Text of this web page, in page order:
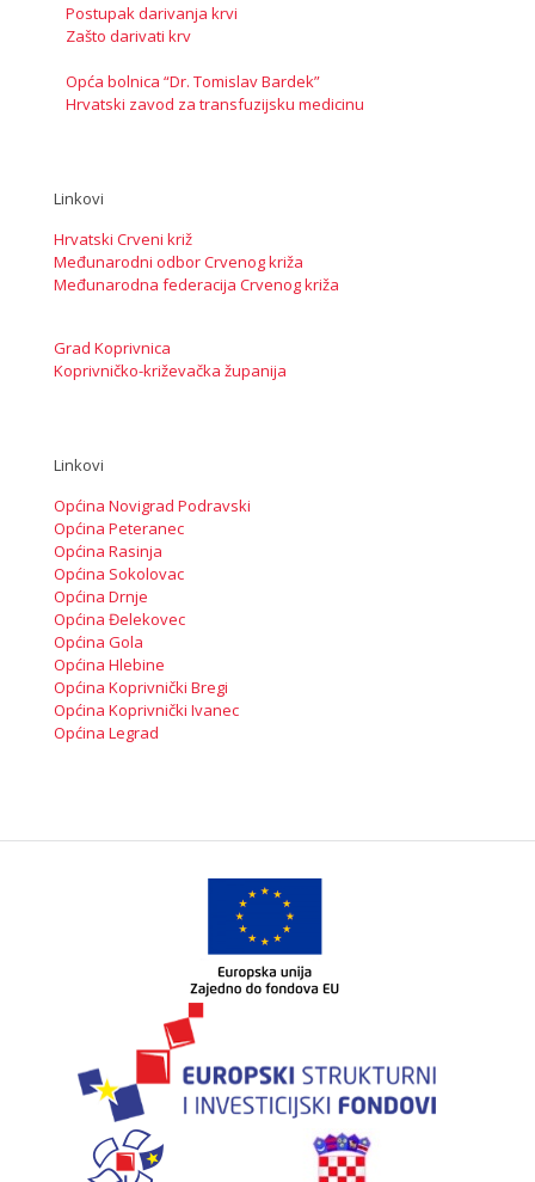
Postupak darivanja krvi
Zašto darivati krv
Opća bolnica “Dr. Tomislav Bardek”
Hrvatski zavod za transfuzijsku medicinu
Linkovi
Hrvatski Crveni križ
Međunarodni odbor Crvenog križa
Međunarodna federacija Crvenog križa
Grad Koprivnica
Koprivničko-križevačka županija
Linkovi
Općina Novigrad Podravski
Općina Peteranec
Općina Rasinja
Općina Sokolovac
Općina Drnje
Općina Đelekovec
Općina Gola
Općina Hlebine
Općina Koprivnički Bregi
Općina Koprivnički Ivanec
Općina Legrad